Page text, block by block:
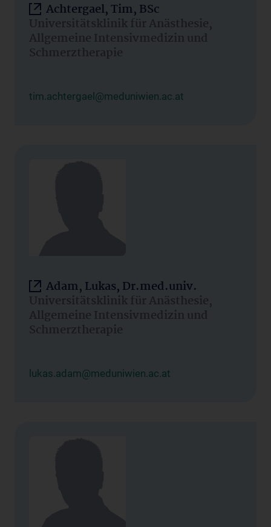
Achtergael, Tim, BSc
Universitätsklinik für Anästhesie,
Allgemeine Intensivmedizin und
Schmerztherapie
tim.achtergael@meduniwien.ac.at
Adam, Lukas, Dr.med.univ.
Universitätsklinik für Anästhesie,
Allgemeine Intensivmedizin und
Schmerztherapie
lukas.adam@meduniwien.ac.at